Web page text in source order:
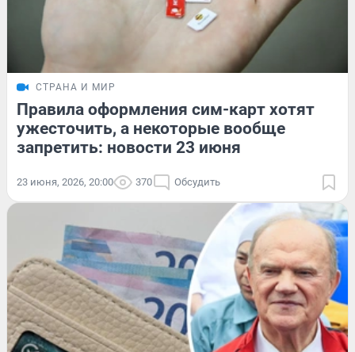
СТРАНА И МИР
Правила оформления сим-карт хотят
ужесточить, а некоторые вообще
запретить: новости 23 июня
23 июня, 2026, 20:00 370 Обсудить